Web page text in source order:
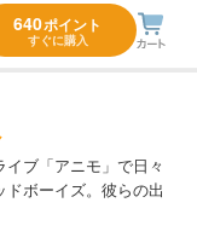
640ポイント
すぐに購入
ブ「アニモ」で日々
ボーイズ。彼らの出